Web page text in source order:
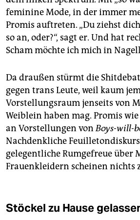
feminine Mode, in der immer
Promis auftreten. „Du ziehst
so an, oder?“, sagt er. Und hat
Scham möchte ich mich in
Da draußen stürmt die
gegen trans Leute, weil kaum
Vorstellungsraum jenseits von
Weiblein haben mag. Promis
an Vorstellungen vonBoys-will-
Nachdenkliche
gelegentliche Rumgefreue über
Frauenkleidern scheinen nichts
Stöckel zu Hause